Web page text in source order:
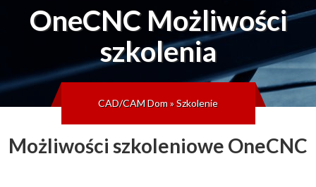
OneCNCMożliwości
szkolenia
CAD/CAM Dom»Szkolenie
Możliwości szkoleniowe OneCNC